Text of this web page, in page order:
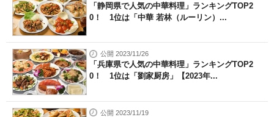
「静岡県で人気の中華料理」ランキングTOP2
0！ 1位は「中華 若林（ルーリン）...
公開 2023/11/26
「兵庫県で人気の中華料理」ランキングTOP2
0！ 1位は「劉家厨房」【2023年...
公開 2023/11/19